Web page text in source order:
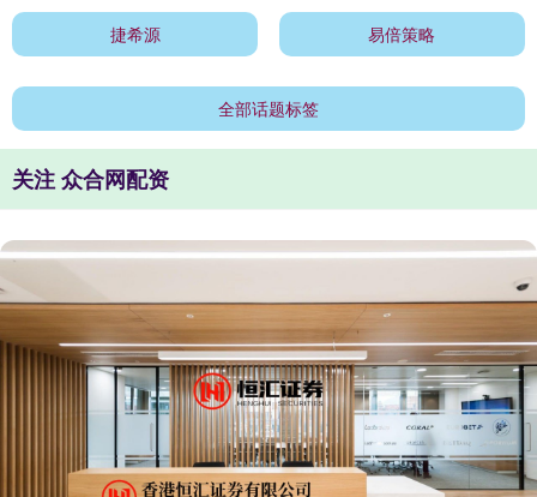
捷希源 易倍策略
全部话题标签
关注 众合网配资